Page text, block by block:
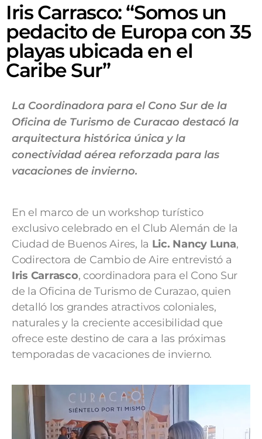
Iris Carrasco: “Somos un
pedacito de Europa con 35
playas ubicada en el
Caribe Sur”
La Coordinadora para el Cono Sur de la
Oficina de Turismo de Curacao destacó la
arquitectura histórica única y la
conectividad aérea reforzada para las
vacaciones de invierno.
En el marco de un workshop turístico
exclusivo celebrado en el Club Alemán de la
Ciudad de Buenos Aires, la Lic. Nancy Luna,
Codirectora de Cambio de Aire entrevistó a
Iris Carrasco, coordinadora para el Cono Sur
de la Oficina de Turismo de Curazao, quien
detalló los grandes atractivos coloniales,
naturales y la creciente accesibilidad que
ofrece este destino de cara a las próximas
temporadas de vacaciones de invierno.